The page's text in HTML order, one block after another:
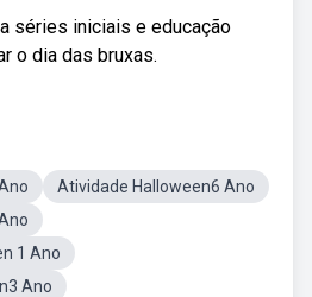
séries iniciais e educação
o dia das bruxas.
Atividade Halloween6 Ano
1 Ano
Ano